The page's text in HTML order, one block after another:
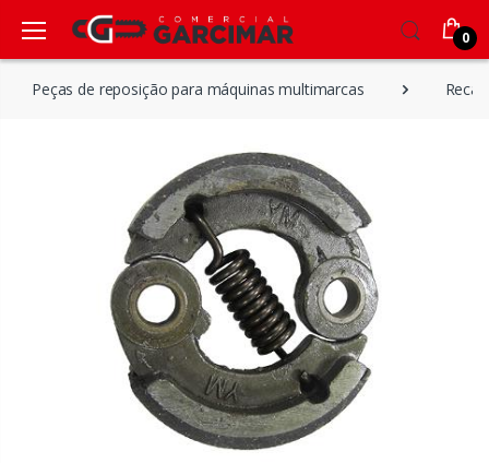
0
Peças de reposição para máquinas multimarcas